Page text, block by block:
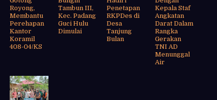
Royong,
Membantu
Perehapan
Kantor
Koramil
408-04/KS
Tambun III,
Kec. Padang
Guci Hulu
Dimulai
Penetapan
RKPDes di
Desa
Tanjung
Bulan
Kepala Staf
Angkatan
Darat Dalam
Rangka
Gerakan
TNI AD
Menunggal
Air